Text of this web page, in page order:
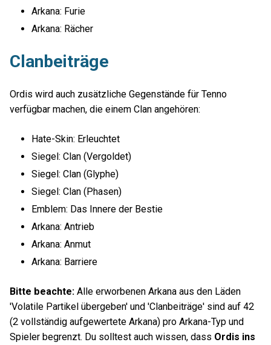
Arkana: Furie
Arkana: Rächer
Clanbeiträge
Ordis wird auch zusätzliche Gegenstände für Tenno
verfügbar machen, die einem Clan angehören:
Hate-Skin: Erleuchtet
Siegel: Clan (Vergoldet)
Siegel: Clan (Glyphe)
Siegel: Clan (Phasen)
Emblem: Das Innere der Bestie
Arkana: Antrieb
Arkana: Anmut
Arkana: Barriere
Bitte beachte: Alle erworbenen Arkana aus den Läden
'Volatile Partikel übergeben' und 'Clanbeiträge' sind auf 42
(2 vollständig aufgewertete Arkana) pro Arkana-Typ und
Spieler begrenzt. Du solltest auch wissen, dass Ordis ins